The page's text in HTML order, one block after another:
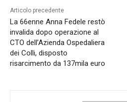
Articolo precedente
La 66enne Anna Fedele restò
invalida dopo operazione al
CTO dell’Azienda Ospedaliera
dei Colli, disposto
risarcimento da 137mila euro